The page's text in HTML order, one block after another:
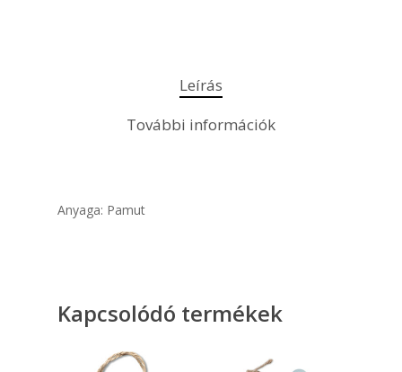
Leírás
További információk
Anyaga: Pamut
Kapcsolódó termékek